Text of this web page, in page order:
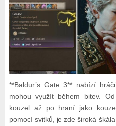
**Baldur’s Gate 3** nabízí
mohou využít během bitev.
kouzel až po hraní jako
pomocí svitků, je zde široká